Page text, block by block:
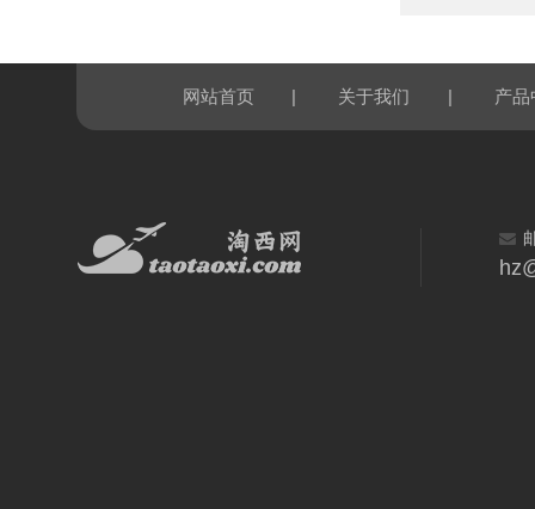
网站首页 | 关于我们 | 产品